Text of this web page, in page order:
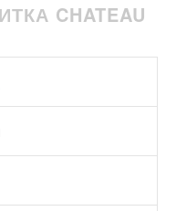
CHATEAU